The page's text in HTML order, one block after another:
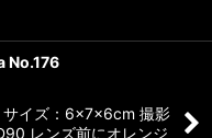
No.176
サイズ：6×7×6cm 撮影
レンズ前にオレンジ